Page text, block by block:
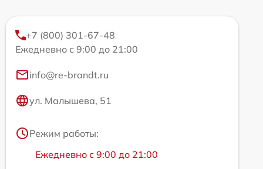
+7 (800) 301-67-48
Ежедневно с 9:00 до 21:00
info@re-brandt.ru
ул. Малышева, 51
Режим работы:
Ежедневно с 9:00 до 21:00